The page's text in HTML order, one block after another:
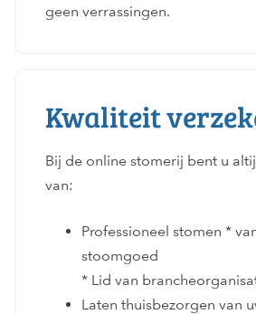
geen verrassingen.
Kwaliteit
Bij de online stomerij bent u
van:
Professioneel stomen *
stoomgoed
* Lid van
Laten thuisbezorgen van